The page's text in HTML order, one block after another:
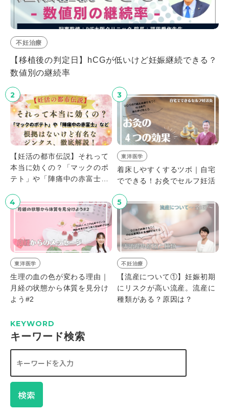
不妊治療
【移植後の判定日】hCGが低いけど妊娠継続できる？
数値別の継続率
2
【妊活の都市伝説】それって
本当に効くの？「マックのポ
テト」や「陣痛中の赤富士」
ジンクス、徹底解説！
3
東洋医学
着床しやすくするツボ｜自宅
でできる！お灸でセルフ妊活
4
東洋医学
生理の血の色が変わる理由｜
月経の状態から体質を見分け
よう#2
5
不妊治療
【流産について①】妊娠初期
にリスクが高い流産。流産に
種類がある？原因は？
KEYWORD
キーワード検索
検索